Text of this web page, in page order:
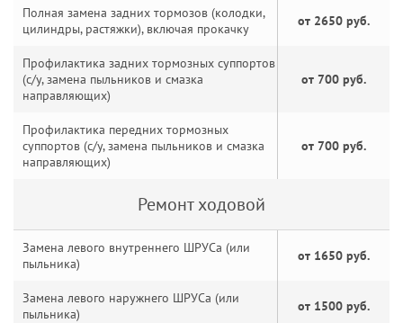
Полная замена задних тормозов (колодки,
цилиндры, растяжки), включая прокачку
от 2650 руб.
Профилактика задних тормозных суппортов
(с/у, замена пыльников и смазка
направляющих)
от 700 руб.
Профилактика передних тормозных
суппортов (с/у, замена пыльников и смазка
направляющих)
от 700 руб.
Ремонт ходовой
Замена левого внутреннего ШРУСа (или
пыльника)
от 1650 руб.
Замена левого наружнего ШРУСа (или
пыльника)
от 1500 руб.